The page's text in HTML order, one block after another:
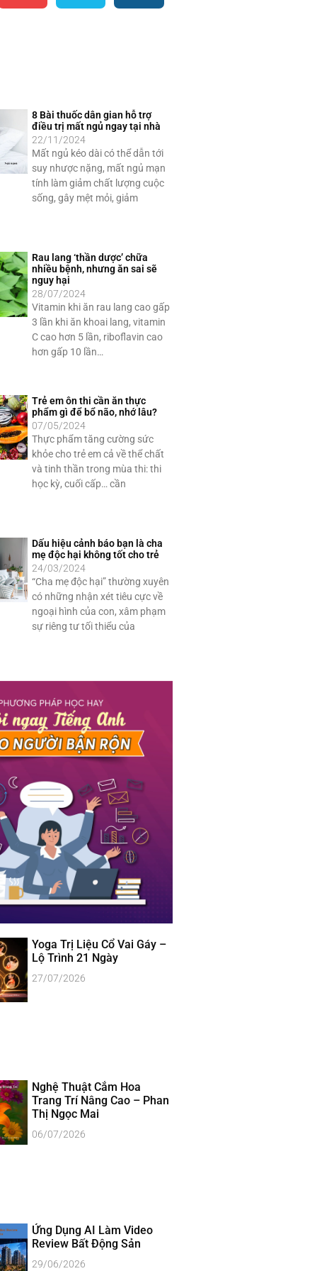
8 Bài thuốc dân gian hỗ trợ
điều trị mất ngủ ngay tại nhà
22/11/2024
Mất ngủ kéo dài có thể dẫn tới
suy nhược nặng, mất ngủ mạn
tính làm giảm chất lượng cuộc
sống, gây mệt mỏi, giảm
Rau lang ‘thần dược’ chữa
nhiều bệnh, nhưng ăn sai sẽ
nguy hại
28/07/2024
Vitamin khi ăn rau lang cao gấp
3 lần khi ăn khoai lang, vitamin
C cao hơn 5 lần, riboflavin cao
hơn gấp 10 lần…
Trẻ em ôn thi cần ăn thực
phẩm gì để bổ não, nhớ lâu?
07/05/2024
Thực phẩm tăng cường sức
khỏe cho trẻ em cả về thể chất
và tinh thần trong mùa thi: thi
học kỳ, cuối cấp… cần
Dấu hiệu cảnh báo bạn là cha
mẹ độc hại không tốt cho trẻ
24/03/2024
“Cha mẹ độc hại” thường xuyên
có những nhận xét tiêu cực về
ngoại hình của con, xâm phạm
sự riêng tư tối thiểu của
Yoga Trị Liệu Cổ Vai Gáy –
Lộ Trình 21 Ngày
27/07/2026
Nghệ Thuật Cắm Hoa
Trang Trí Nâng Cao – Phan
Thị Ngọc Mai
06/07/2026
Ứng Dụng AI Làm Video
Review Bất Động Sản
29/06/2026